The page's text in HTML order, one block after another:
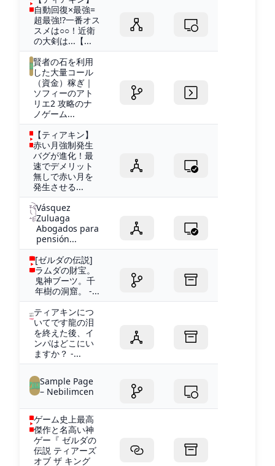
自動回復×最強=
超最強!?一番オス
スメは○○！近衛
の大剣は...【...
賢者の石を利用
した大量コール
（資金）稼ぎ｜
ソフィーのアト
リエ2 攻略のナ
ノゲーム...
【ティアキン】
赤い月強制発生
バグが進化！最
速でデメリット
無しで赤い月を
発生させる...
Vásquez
Zuluaga
Abogados para
pensión...
[ゼルダの伝説]
ラムダの財宝。
鬼神ブーツ。千
年樹の洞窟。 -...
ティアキンにつ
いてです龍の泪
を終えた後、イ
ンパはどこにい
ますか？ -...
Sample Page
– Nebilimcen
ゲーム史上最高
傑作と名高い神
ゲー『 ゼルダの
伝説 ティアーズ
オブ ザ キング